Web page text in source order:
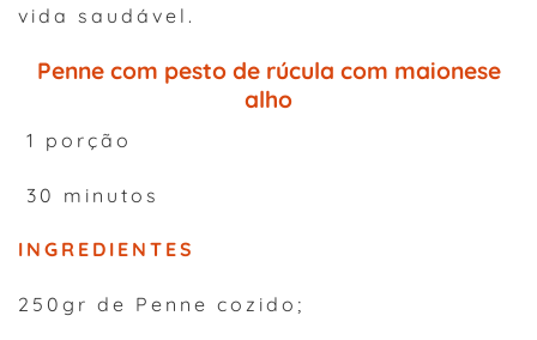
vida saudável.
Penne com pesto de rúcula com maionese
alho
1 porção
30 minutos
INGREDIENTES
250gr de Penne cozido;